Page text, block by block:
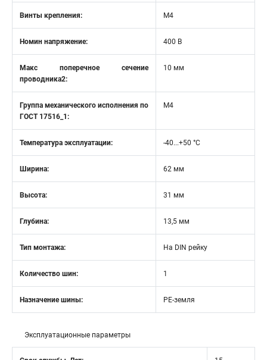
Винты крепления: М4
Номин напряжение: 400 В
Макс поперечное сечение
проводника2:
10 мм
Группа механического исполнения по
ГОСТ 17516_1:
М4
Температура эксплуатации: -40...+50 °C
Ширина: 62 мм
Высота: 31 мм
Глубина: 13,5 мм
Тип монтажа: На DIN рейку
Количество шин: 1
Назначение шины: PE-земля
Эксплуатационные параметры